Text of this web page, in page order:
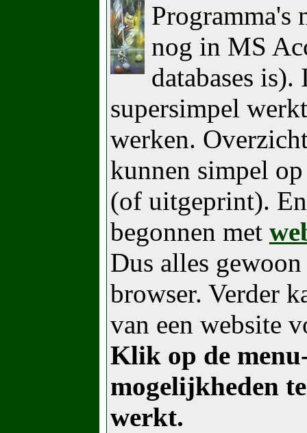
Programma's
nog in MS
databases
supersimpel
werken.
kunnen simpel
(of uitgeprint).
begonnen met
Dus alles
browser. Verder
van een website
Klik op de
mogelijkheden
werkt.